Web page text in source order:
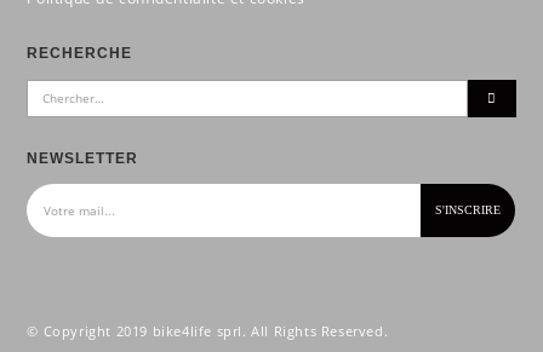
RECHERCHE
NEWSLETTER
© Copyright 2019 bike4life sprl. All Rights Reserved.